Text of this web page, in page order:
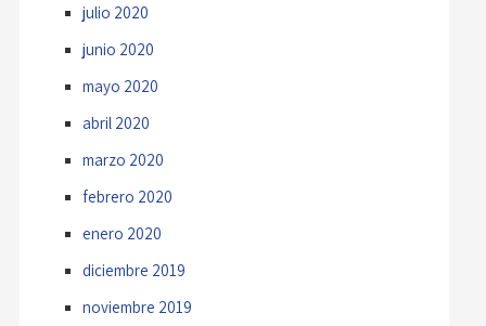
julio 2020
junio 2020
mayo 2020
abril 2020
marzo 2020
febrero 2020
enero 2020
diciembre 2019
noviembre 2019